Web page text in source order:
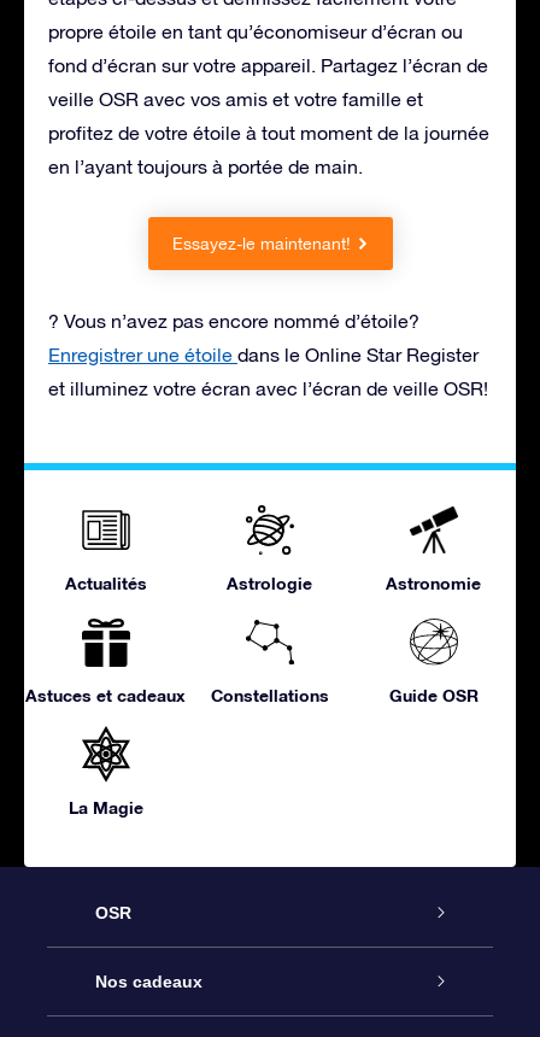
propre étoile en tant qu’économiseur d’écran ou
fond d’écran sur votre appareil. Partagez l’écran de
veille OSR avec vos amis et votre famille et
profitez de votre étoile à tout moment de la journée
en l’ayant toujours à portée de main.
Essayez-le maintenant!
? Vous n’avez pas encore nommé d’étoile?
Enregistrer une étoile dans le Online Star Register
et illuminez votre écran avec l’écran de veille OSR!
Actualités Astrologie Astronomie
Astuces et cadeaux Constellations Guide OSR
La Magie
OSR
Service
Nos cadeaux